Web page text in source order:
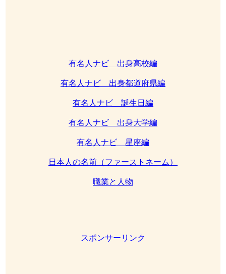
有名人ナビ 出身高校編
有名人ナビ 出身都道府県編
有名人ナビ 誕生日編
有名人ナビ 出身大学編
有名人ナビ 星座編
日本人の名前（ファーストネーム）
職業と人物
スポンサーリンク